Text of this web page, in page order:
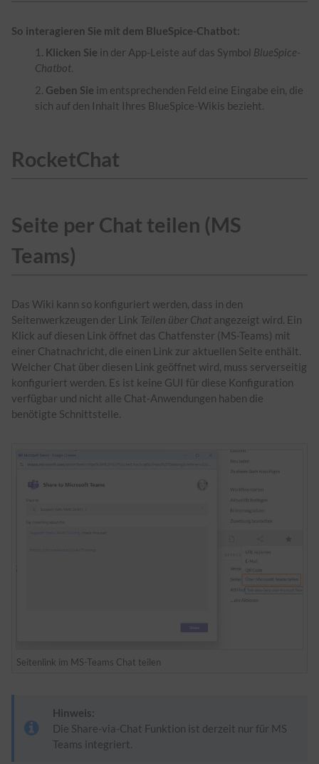
So interagieren Sie mit dem BlueSpice-Chatbot:
Klicken Sie in der App-Leiste auf das Symbol BlueSpice-
Chatbot
Geben Sie im entsprechenden Feld eine Eingabe ein, die
sich auf den Inhalt Ihres BlueSpice-Wikis bezieht.
RocketChat
Seite per Chat teilen (MS
Teams)
Das Wiki kann so konfiguriert werden, dass in den
Seitenwerkzeugen der Link Teilen über Chat angezeigt wird. Ein
Klick auf diesen Link öffnet das Chatfenster (MS-Teams) mit
einer Chatnachricht, die einen Link zur aktuellen Seite enthält.
Welcher Chat über diesen Link geöffnet wird, muss serverseitig
konfiguriert werden. Es ist keine GUI für diese Konfiguration
verfügbar und nicht alle Chat-Anwendungen haben die
benötigte Schnittstelle.
Seitenlink im MS-Teams Chat teilen
Hinweis:
Die Share-via-Chat Funktion ist derzeit nur für MS
Teams integriert.